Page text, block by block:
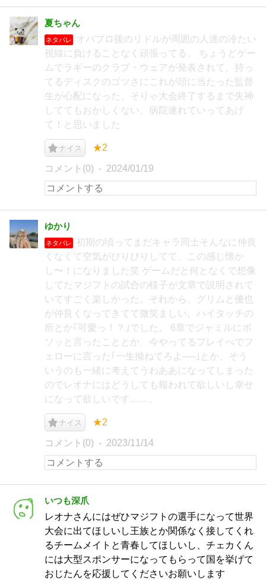
夏ちゃん
ネタバレ
オバブロ後のリドルが周囲の人達の冷たい
視線に負けることなく頑張ってる。 ちょうどゲー
ムでラギーのクラブ・ウェアが発表されて、持っ
てるディスクのゴツさにこれが頭に当たった監督
生が心配になった。そりゃ大会終了するまで失神
しててもおかしくない、病院連れていってあげ
て！と思いました
ナイス ★2
コメント(0) 2024/01/19
ゆかり
ネタバレ
初期の頃ってまだキャラ同士そんなに仲良
くなくて空気がぴりぴりしてて、この感じ懐か
し〜！になりました笑 ゲームだと何となくで想像
してたマジフトの試合の様子が文章で説明されて
いてすごく楽しかった。それから、グリムと優也
が仲良くなってきてて微笑ましい。ハイタッチの
所とか｢可愛っ！？｣でした。 6章でジャミルにボ
ソッと言ったこととか、今やってるプレイべでフ
ェローに言った｢一生拗ねてろよ──｣とか、そう
いうのも一緒に考えてうわああになってしまった
のでレオナにはどうしても報われて欲しいし幸せ
になって欲しいです……。
ナイス ★2
コメント(0) 2023/11/14
いつも深爪
レオナさんにはぜひマジフトの選手になって世界
大会に出てほしいし王族とか関係なく接してくれ
るチームメイトと青春してほしいし、チェカくん
には大型スポンサーになってもらって国を挙げて
おじたんを応援してくださいお願いします